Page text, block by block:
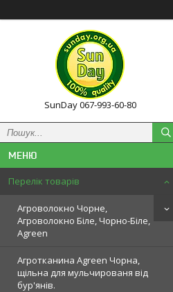
SunDay 067-993-60-80
Перелік товарів
Агроволокно Чорне,
Агроволокно Біле, Чорно-Біле,
Agreen
Агротканина Agreen Чорна,
щільна для мульчированя від
бур'янів.